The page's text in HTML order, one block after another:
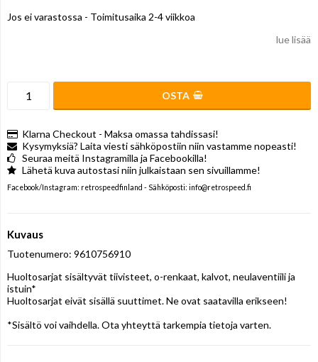
Jos ei varastossa - Toimitusaika 2-4 viikkoa
lue lisää
OSTA
Klarna Checkout - Maksa omassa tahdissasi!
Kysymyksiä? Laita viesti sähköpostiin niin vastamme nopeasti!
Seuraa meitä Instagramilla ja Facebookilla!
Lähetä kuva autostasi niin julkaistaan sen sivuillamme!
Facebook/Instagram: retrospeedfinland - Sähköposti: info@retrospeed.fi
Kuvaus
Tuotenumero: 9610756910
Huoltosarjat sisältyvät tiivisteet, o-renkaat, kalvot, neulaventiili ja
istuin*
Huoltosarjat eivät sisällä suuttimet. Ne ovat saatavilla erikseen!
*Sisältö voi vaihdella. Ota yhteyttä tarkempia tietoja varten.